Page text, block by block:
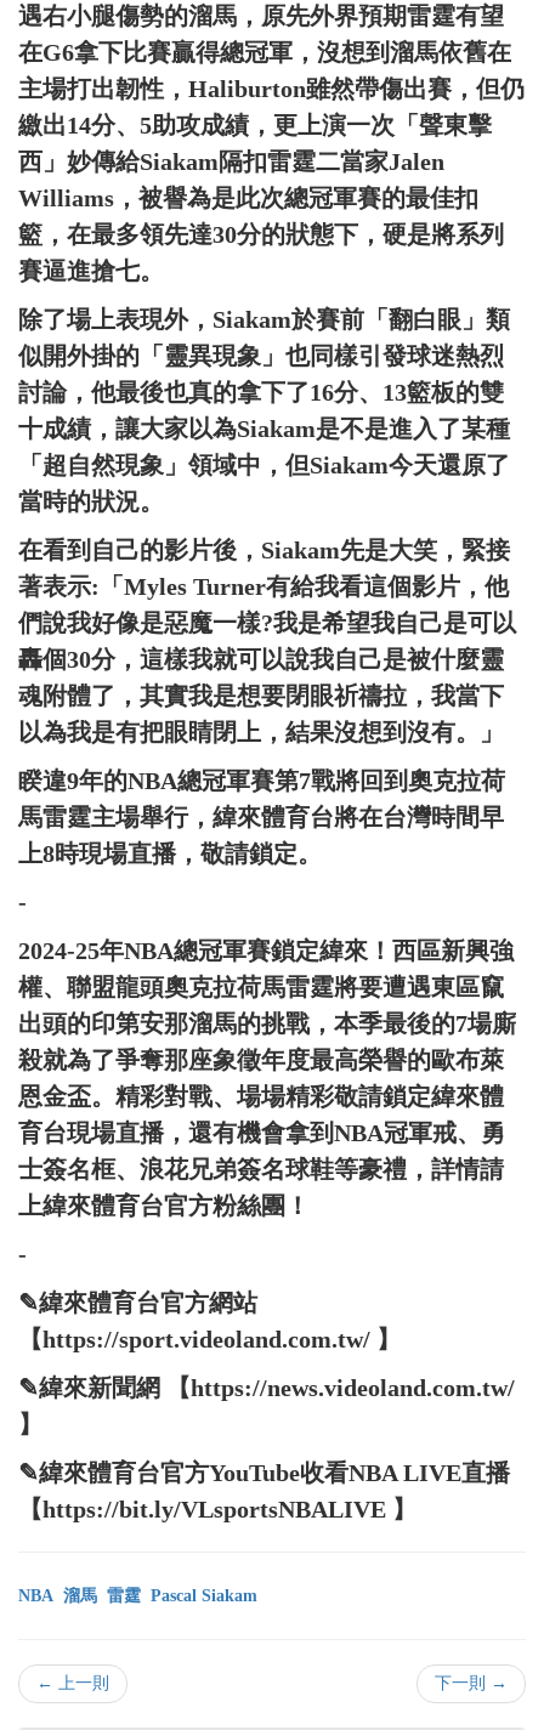
遇右小腿傷勢的溜馬，原先外界預期雷霆有望
在G6拿下比賽贏得總冠軍，沒想到溜馬依舊在
主場打出韌性，Haliburton雖然帶傷出賽，但仍
繳出14分、5助攻成績，更上演一次「聲東擊
西」妙傳給Siakam隔扣雷霆二當家Jalen
Williams，被譽為是此次總冠軍賽的最佳扣
籃，在最多領先達30分的狀態下，硬是將系列
賽逼進搶七。
除了場上表現外，Siakam於賽前「翻白眼」類
似開外掛的「靈異現象」也同樣引發球迷熱烈
討論，他最後也真的拿下了16分、13籃板的雙
十成績，讓大家以為Siakam是不是進入了某種
「超自然現象」領域中，但Siakam今天還原了
當時的狀況。
在看到自己的影片後，Siakam先是大笑，緊接
著表示:「Myles Turner有給我看這個影片，他
們說我好像是惡魔一樣?我是希望我自己是可以
轟個30分，這樣我就可以說我自己是被什麼靈
魂附體了，其實我是想要閉眼祈禱拉，我當下
以為我是有把眼睛閉上，結果沒想到沒有。」
睽違9年的NBA總冠軍賽第7戰將回到奧克拉荷
馬雷霆主場舉行，緯來體育台將在台灣時間早
上8時現場直播，敬請鎖定。
-
2024-25年NBA總冠軍賽鎖定緯來！西區新興強
權、聯盟龍頭奧克拉荷馬雷霆將要遭遇東區竄
出頭的印第安那溜馬的挑戰，本季最後的7場廝
殺就為了爭奪那座象徵年度最高榮譽的歐布萊
恩金盃。精彩對戰、場場精彩敬請鎖定緯來體
育台現場直播，還有機會拿到NBA冠軍戒、勇
士簽名框、浪花兄弟簽名球鞋等豪禮，詳情請
上緯來體育台官方粉絲團！
-
✎緯來體育台官方網站
【https://sport.videoland.com.tw/ 】
✎緯來新聞網 【https://news.videoland.com.tw/
】
✎緯來體育台官方YouTube收看NBA LIVE直播
【https://bit.ly/VLsportsNBALIVE 】
NBA 溜馬 雷霆 Pascal Siakam
← 上一則 下一則 →